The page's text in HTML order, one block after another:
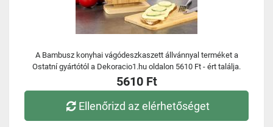
A Bambusz konyhai vágódeszkaszett állvánnyal terméket a
Ostatní gyártótól a Dekoracio1.hu oldalon 5610 Ft - ért találja.
5610 Ft
Ellenőrizd az elérhetőséget